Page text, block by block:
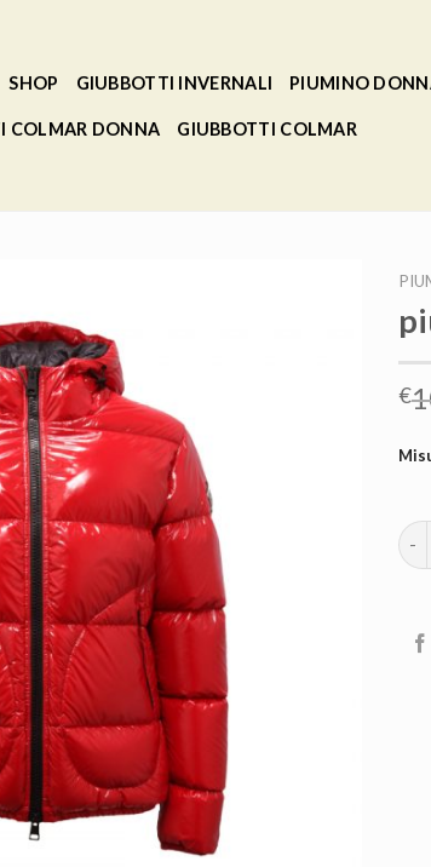
SHOP GIUBBOTTI INVERNALI PIUMINO
COLMAR DONNA GIUBBOTTI COLMAR
€